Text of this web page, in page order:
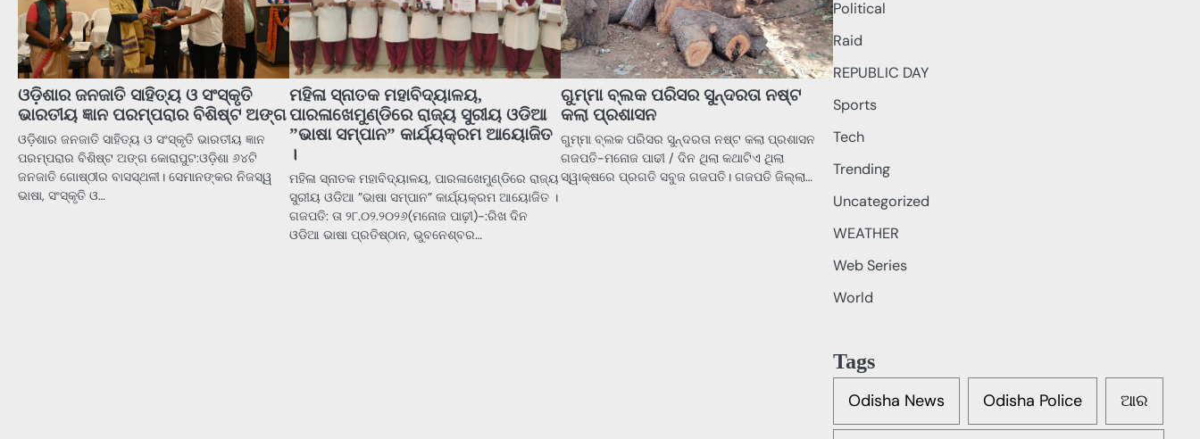
ଓଡ଼ିଶାର ଜନଜାତି ସାହିତ୍ୟ ଓ ସଂସ୍କୃତି
ଭାରତୀୟ ଜ୍ଞାନ ପରମ୍ପରାର ବିଶିଷ୍ଟ ଅଙ୍ଗ
ଓଡ଼ିଶାର ଜନଜାତି ସାହିତ୍ୟ ଓ ସଂସ୍କୃତି ଭାରତୀୟ ଜ୍ଞାନ
ପରମ୍ପରାର ବିଶିଷ୍ଟ ଅଙ୍ଗ କୋରାପୁଟ:ଓଡ଼ିଶା ୬୪ଟି
ଜନଜାତି ଗୋଷ୍ଠୀର ବାସସ୍ଥଳୀ। ସେମାନଙ୍କର ନିଜସ୍ୱ
ଭାଷା, ସଂସ୍କୃତି ଓ…
ମହିଳା ସ୍ନାତକ ମହାବିଦ୍ୟାଳୟ,
ପାରଳାଖେମୁଣ୍ଡିରେ ରାଜ୍ୟ ସୁରୀୟ ଓଡିଆ
”ଭାଷା ସମ୍ପାନ” କାର୍ଯ୍ୟକ୍ରମ ଆୟୋଜିତ
।
ମହିଳା ସ୍ନାତକ ମହାବିଦ୍ୟାଳୟ, ପାରଳାଖେମୁଣ୍ଡିରେ ରାଜ୍ୟ
ସୁରୀୟ ଓଡିଆ ”ଭାଷା ସମ୍ପାନ” କାର୍ଯ୍ୟକ୍ରମ ଆୟୋଜିତ ।
ଗଜପତି: ତା ୨୮.୦୨.୨୦୨୬(ମନୋଜ ପାଢ଼ୀ)-:ରିଖ ଦିନ
ଓଡିଆ ଭାଷା ପ୍ରତିଷ୍ଠାନ, ଭୁବନେଶ୍ବର…
ଗୁମ୍ମା ବ୍ଲକ ପରିସର ସୁନ୍ଦରତା ନଷ୍ଟ
କଲା ପ୍ରଶାସନ
ଗୁମ୍ମା ବ୍ଲକ ପରିସର ସୁନ୍ଦରତା ନଷ୍ଟ କଲା ପ୍ରଶାସନ
ଗଜପତି-ମନୋଜ ପାଢୀ / ଦିନ ଥିଲା କଥାଟିଏ ଥିଲା
ସ୍ୱାକ୍ଷରେ ପ୍ରଗତି ସବୁଜ ଗଜପତି। ଗଜପତି ଜିଲ୍ଲା…
Political
Raid
REPUBLIC DAY
Sports
Tech
Trending
Uncategorized
WEATHER
Web Series
World
Tags
Odisha News Odisha Police ଆର